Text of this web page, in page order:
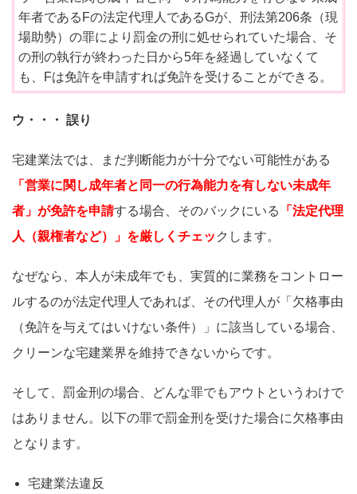
年者であるFの法定代理人であるGが、刑法第206条（現
場助勢）の罪により罰金の刑に処せられていた場合、そ
の刑の執行が終わった日から5年を経過していなくて
も、Fは免許を申請すれば免許を受けることができる。
ウ・・・ 誤り
宅建業法では、まだ判断能力が十分でない可能性がある
「営業に関し成年者と同一の行為能力を有しない未成年
者」が免許を申請する場合、そのバックにいる
「法定代理
人（親権者など）」を厳しくチェッ クします。
なぜなら、本人が未成年でも、実質的に業務をコントロー
ルするのが法定代理人であれば、その代理人が「欠格事由
（免許を与えてはいけない条件）」に該当している場合、
クリーンな宅建業界を維持できないからです。
そして、罰金刑の場合、どんな罪でもアウトというわけで
はありません。以下の罪で罰金刑を受けた場合に欠格事由
となります。
宅建業法違反